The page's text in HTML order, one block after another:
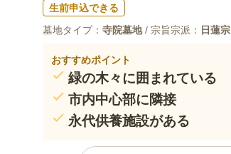
生前申込できる
墓地タイプ： 寺院墓地/ 宗旨宗派： 日蓮宗
おすすめポイント
緑の木々に囲まれている
市内中心部に隣接
永代供養施設がある